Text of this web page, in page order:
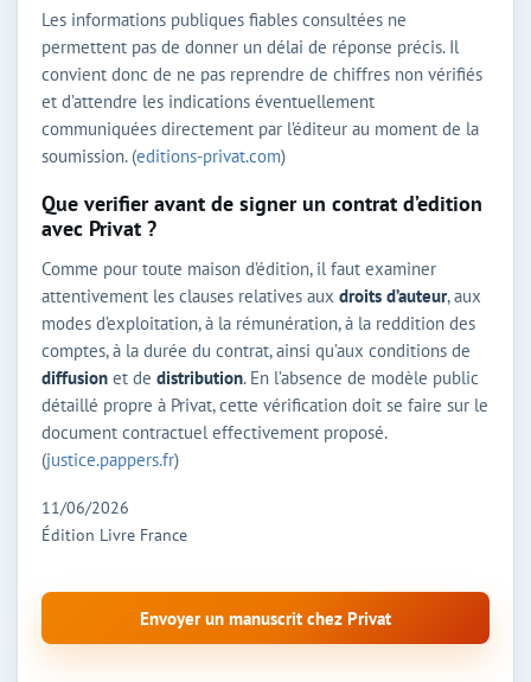
Les informations publiques fiables consultées ne
permettent pas de donner un délai de réponse précis. Il
convient donc de ne pas reprendre de chiffres non vérifiés
et d’attendre les indications éventuellement
communiquées directement par l’éditeur au moment de la
soumission. (editions-privat.com)
Que verifier avant de signer un contrat d’edition
avec Privat ?
Comme pour toute maison d’édition, il faut examiner
attentivement les clauses relatives aux droits d’auteur, aux
modes d’exploitation, à la rémunération, à la reddition des
comptes, à la durée du contrat, ainsi qu’aux conditions de
diffusion et de distribution. En l’absence de modèle public
détaillé propre à Privat, cette vérification doit se faire sur le
document contractuel effectivement proposé.
(justice.pappers.fr)
11/06/2026
Édition Livre France
Envoyer un manuscrit chez Privat